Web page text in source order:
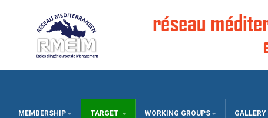
MEMBERSHIP TARGET WORKING GROUPS GALLERY